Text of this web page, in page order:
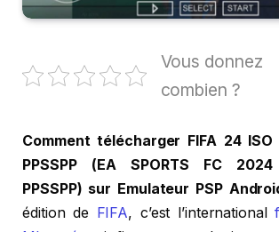
Vous donnez
combien ?
Comment télécharger FIFA 24 ISO
PPSSPP (EA SPORTS FC 2024
PPSSPP) sur Emulateur PSP
édition de FIFA, c’est l’international